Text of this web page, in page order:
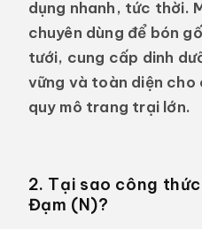
dụng nhanh, tức thời.
chuyên dùng để bón
tưới, cung cấp dinh
vững và toàn diện cho
quy mô trang trại lớn.
2. Tại sao công
Đạm (N)?